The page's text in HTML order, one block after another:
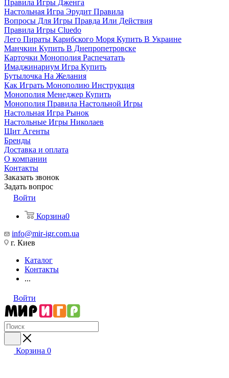
Правила Игры Дженга
Настольная Игра Эрудит Правила
Вопросы Для Игры Правда Или Действия
Правила Игры Cluedo
Лего Пираты Карибского Моря Купить В Украине
Манчкин Купить В Днепропетровске
Карточки Монополия Распечатать
Имаджинариум Игра Купить
Бутылочка На Желания
Как Играть Монополию Инструкция
Монополия Менеджер Купить
Монополия Правила Настольной Игры
Настольная Игра Рынок
Настольные Игры Николаев
Щит Агенты
Бренды
Доставка и оплата
О компании
Контакты
Заказать звонок
Задать вопрос
Войти
Корзина0
info@mir-igr.com.ua
г. Киев
Каталог
Контакты
...
Войти
Корзина 0